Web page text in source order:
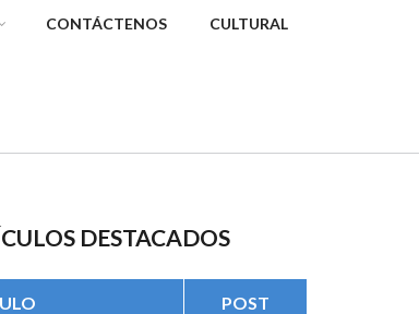
CONTÁCTENOS CULTURAL
DESTACADOS
POST